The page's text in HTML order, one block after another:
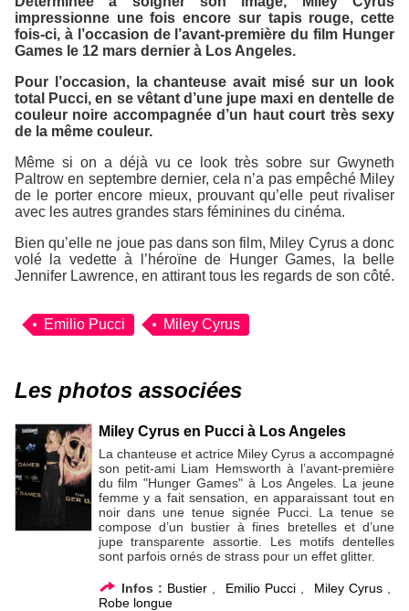
impressionne une fois encore sur tapis rouge, cette
fois-ci, à l’occasion de l’avant-première du film Hunger
Games le 12 mars dernier à Los Angeles.
Pour l’occasion, la chanteuse avait misé sur un look
total
Pucci, en se vêtant d’une jupe maxi en dentelle de
couleur noire accompagnée d’un haut court très sexy
de la même couleur.
Même si on a déjà vu ce look très sobre sur Gwyneth
Paltrow en septembre dernier, cela n’a pas empêché Miley
de le porter encore mieux, prouvant qu’elle peut rivaliser
avec les autres grandes stars féminines du cinéma.
Bien qu’elle ne joue pas dans son film, Miley Cyrus a donc
volé la vedette à l’héroïne de
Hunger Games, la belle
Jennifer Lawrence, en attirant tous les regards de son côté.
Emilio Pucci Miley Cyrus
Les photos associées
Miley Cyrus en Pucci à Los Angeles
La chanteuse et actrice Miley Cyrus a accompagné
son petit-ami Liam Hemsworth à l’avant-première
du film "Hunger Games" à Los Angeles. La jeune
femme y a fait sensation, en apparaissant tout en
noir dans une tenue signée Pucci. La tenue se
compose d’un bustier à fines bretelles et d’une
jupe transparente assortie. Les motifs dentelles
sont parfois ornés de strass pour un effet glitter.
Infos : Bustier Emilio Pucci Miley Cyrus,
Robe longue